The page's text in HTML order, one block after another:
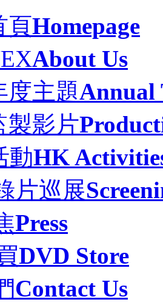
頁Homepage
About Us
度主題Annual
製影片
動HK
片巡展
Press
DVD Store
Contact Us